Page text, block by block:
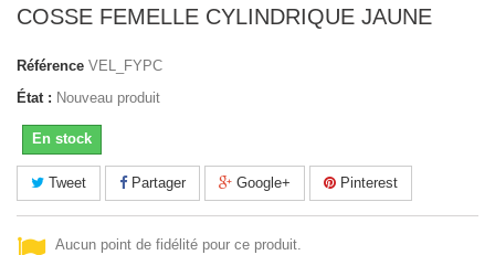
COSSE FEMELLE CYLINDRIQUE JAUNE
Référence VEL_FYPC
État : Nouveau produit
En stock
Tweet Partager Google+ Pinterest
Aucun point de fidélité pour ce produit.